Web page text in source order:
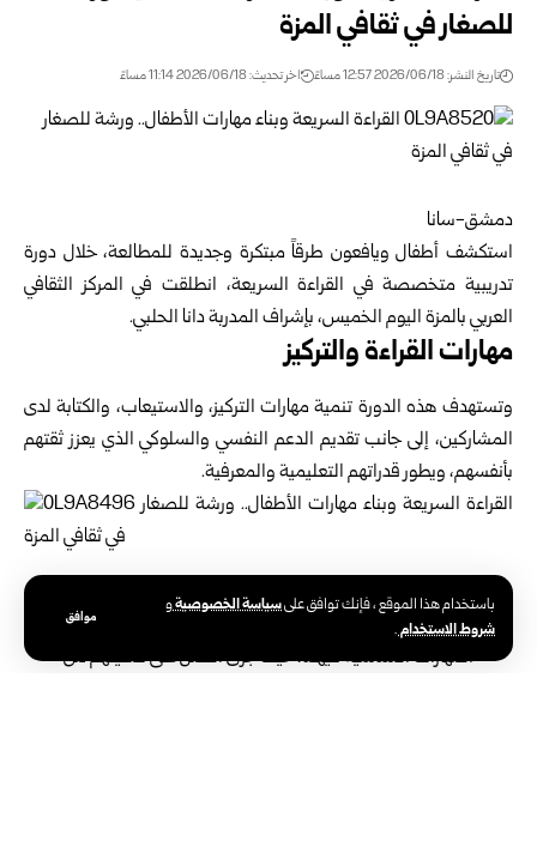
باستخدام هذا الموقع ، فإنك توافق علىسياسة الخصوصيةو
شروط الاستخدام.
موافق
للصغار في ثقافي المزة
تاريخ النشر: 2026/06/18 12:57 مساءً اخر تحديث: 2026/06/18 11:14 مساءً
دمشق-سانا
استكشف أطفال ويافعون طرقاً مبتكرة وجديدة للمطالعة، خلال دورة
تدريبية متخصصة في القراءة السريعة، انطلقت في المركز الثقافي
العربي بالمزة اليوم الخميس، بإشراف المدربة دانا الحلبي.
مهارات القراءة والتركيز
وتستهدف هذه الدورة تنمية مهارات التركيز، والاستيعاب، والكتابة لدى
المشاركين، إلى جانب تقديم الدعم النفسي والسلوكي الذي يعزز ثقتهم
بأنفسهم، ويطور قدراتهم التعليمية والمعرفية.
وتضمنت الدورة مستويين تدريبيين، خُصص الأول للأطفال
الذين يعانون ضعفاً في القراءة والكتابة أو لم يكتسبوا
المهارات الأساسية فيهما، حيث جرى العمل على تمكينهم من